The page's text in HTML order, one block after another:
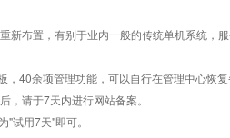
新布置，有别于业内一般的传统单机系统，
，40余项管理功能，可以自行在管理中心恢
，请于7天内进行网站备案。
"试用7天"即可。